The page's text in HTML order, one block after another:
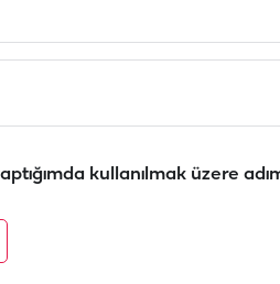
kullanılmak üzere